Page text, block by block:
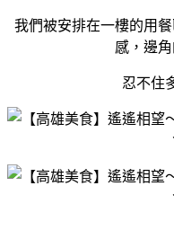
我們被安排在一樓的用
感，邊
忍不住